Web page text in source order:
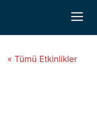
« Tümü Etkinlikler